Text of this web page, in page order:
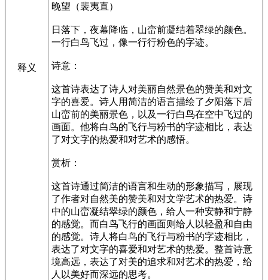
释义
晚望（裴夷直）
日落下，夜幕降临，山峦前凝结着翠绿的颜色。
一行白鸟飞过，像一行行粉色的字迹。
诗意：
这首诗表达了诗人对美丽自然景色的赞美和对文
字的喜爱。诗人用简洁的语言描绘了夕阳落下后
山峦前的美丽景色，以及一行白鸟在空中飞过的
画面。他将白鸟的飞行与粉书的字迹相比，表达
了对文字的热爱和对艺术的感悟。
赏析：
这首诗通过简洁的语言和生动的形象描写，展现
了作者对自然美的赞美和对文学艺术的热爱。诗
中的山峦凝结翠绿的颜色，给人一种安静和宁静
的感觉。而白鸟飞行的画面则给人以轻盈和自由
的感觉。诗人将白鸟的飞行与粉书的字迹相比，
表达了对文字的喜爱和对艺术的热爱。整首诗意
境高远，表达了对美的追求和对艺术的热爱，给
人以美好而深远的思考。